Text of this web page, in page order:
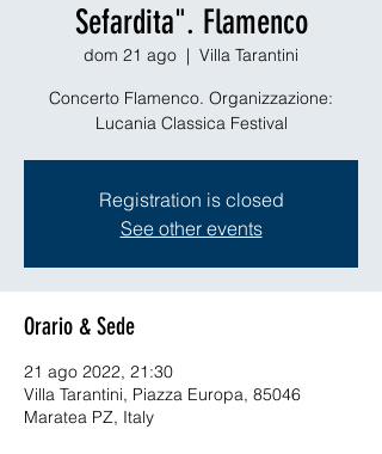
Sefardita". Flamenco
dom 21 ago
  |
Villa Tarantini
Concerto Flamenco. Organizzazione:
Lucania Classica Festival
Registration is closed
See other events
Orario & Sede
21 ago 2022, 21:30
Villa Tarantini, Piazza Europa, 85046
Maratea PZ, Italy